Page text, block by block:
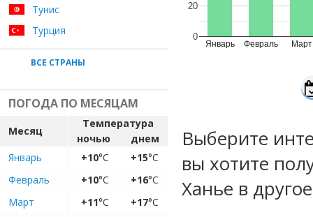
Тунис
Турция
ВСЕ СТРАНЫ
ПОГОДА ПО МЕСЯЦАМ
Месяц
Температура
ночью
днем
Январь
+10°C +15°C
Февраль
+10°C +16°C
Март
+11°C +17°C
Январь Февраль Март
0
20
Выберите
вы хотите
Ханье в